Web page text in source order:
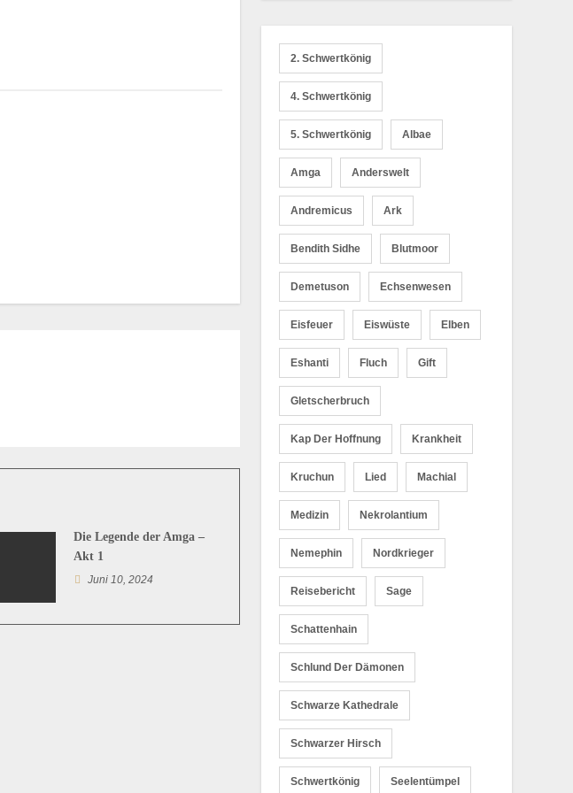
Die Legende der Amga –
Akt 1
Juni 10, 2024
2. Schwertkönig
4. Schwertkönig
5. Schwertkönig Albae
Amga Anderswelt
Andremicus Ark
Bendith Sidhe Blutmoor
Demetuson Echsenwesen
Eisfeuer Eiswüste Elben
Eshanti Fluch Gift
Gletscherbruch
Kap Der Hoffnung Krankheit
Kruchun Lied Machial
Medizin Nekrolantium
Nemephin Nordkrieger
Reisebericht Sage
Schattenhain
Schlund Der Dämonen
Schwarze Kathedrale
Schwarzer Hirsch
Schwertkönig Seelentümpel